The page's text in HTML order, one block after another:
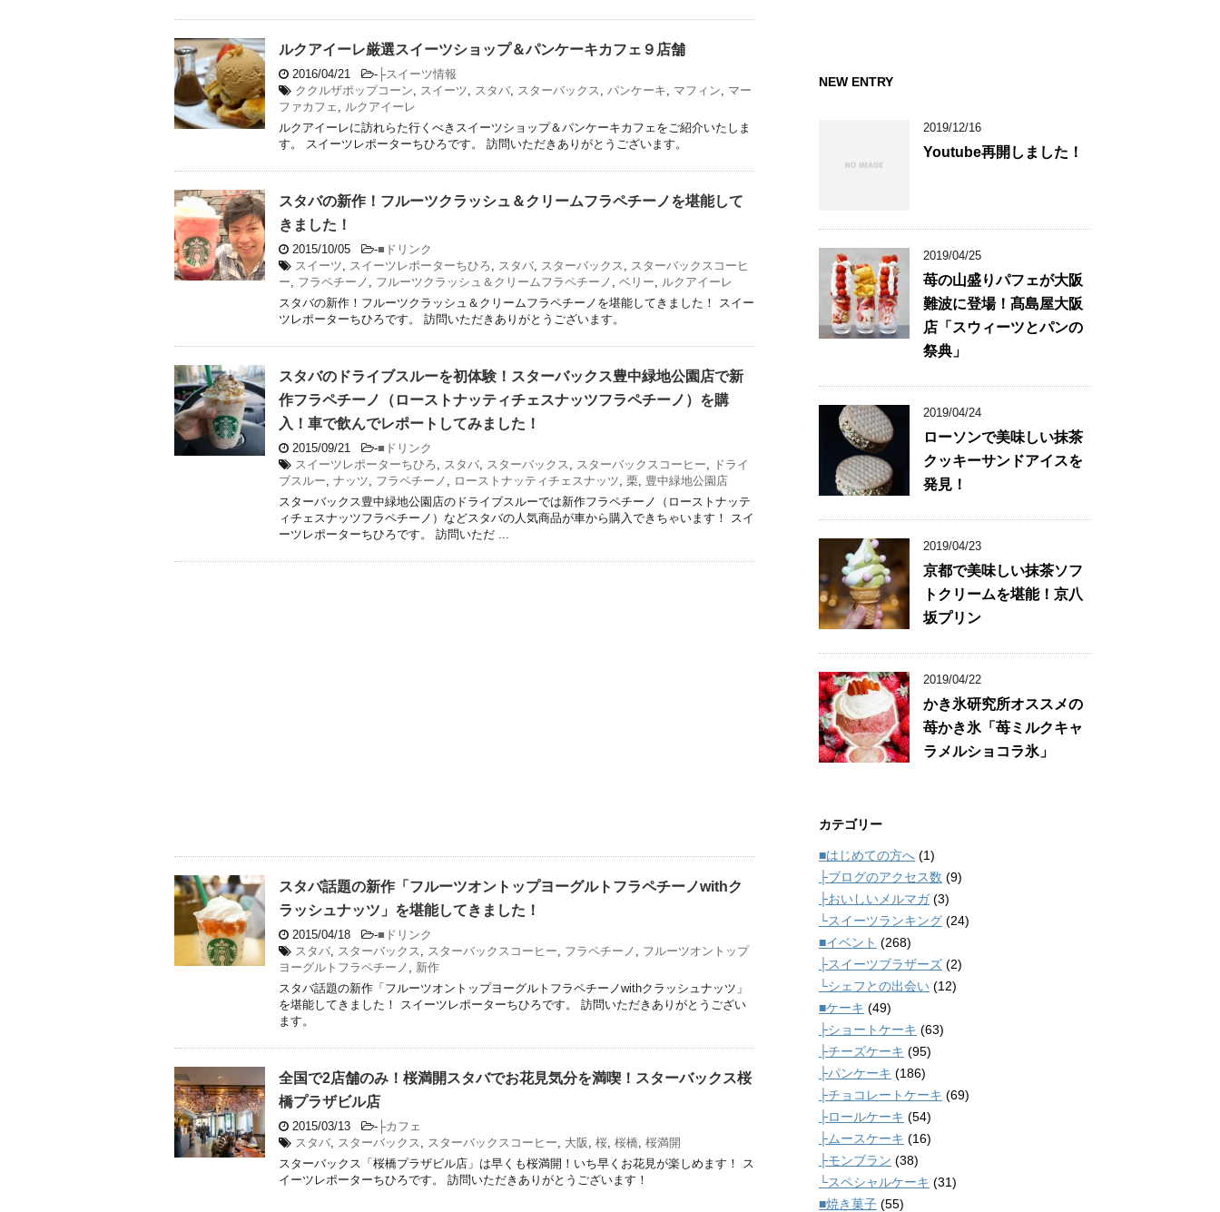
ルクアイーレ厳選スイーツショップ＆パンケーキカフェ９店舗
2016/04/21 - ├スイーツ情報
ククルザポップコーン
スイーツ スタバ スターバックス パンケーキ マフィン
マー
ファカフェ
ルクアイーレ
ルクアイーレに訪れらた行くべきスイーツショップ＆パンケーキカフェをご紹介いたしま
す。 スイーツレポーターちひろです。 訪問いただきありがとうございます。
スタバの新作！フルーツクラッシュ＆クリームフラペチーノを堪能して
きました！
2015/10/05 -■ドリンク
スイーツ
スイーツレポーターちひろ スタバ スターバックス
スターバックスコーヒ
ー
フラペチーノ フルーツクラッシュ＆クリームフラペチーノ ベリー
ルクアイーレ
スタバの新作！フルーツクラッシュ＆クリームフラペチーノを堪能してきました！ スイー
ツレポーターちひろです。 訪問いただきありがとうございます。
スタバのドライブスルーを初体験！スターバックス豊中緑地公園店で新
作フラペチーノ（ローストナッティチェスナッツフラペチーノ）を購
入！車で飲んでレポートしてみました！
2015/09/21 -■ドリンク
スイーツレポーターちひろ
スタバ スターバックス スターバックスコーヒー
ドライ
ブスルー ナッツ フラペチーノ ローストナッティチェスナッツ 栗
豊中緑地公園店
スターバックス豊中緑地公園店のドライブスルーでは新作フラペチーノ（ローストナッテ
ィチェスナッツフラペチーノ）などスタバの人気商品が車から購入できちゃいます！ スイ
ーツレポーターちひろです。 訪問いただ ...
スタバ話題の新作「フルーツオントップヨーグルトフラペチーノwithク
ラッシュナッツ」を堪能してきました！
2015/04/18 -■ドリンク
スタバ
スターバックス スターバックスコーヒー フラペチーノ
フルーツオントップ
ヨーグルトフラペチーノ
新作
スタバ話題の新作「フルーツオントップヨーグルトフラペチーノwithクラッシュナッツ」
を堪能してきました！ スイーツレポーターちひろです。 訪問いただきありがとうござい
ます。
全国で2店舗のみ！桜満開スタバでお花見気分を満喫！スターバックス桜
橋プラザビル店
2015/03/13 - ├カフェ
スタバ
スターバックス スターバックスコーヒー 大阪 桜 桜橋 桜満開
スターバックス「桜橋プラザビル店」は早くも桜満開！いち早くお花見が楽しめます！ ス
イーツレポーターちひろです。 訪問いただきありがとうございます！
NEW ENTRY
2019/12/16
Youtube再開しました！
2019/04/25
苺の山盛りパフェが大阪
難波に登場！髙島屋大阪
店「スウィーツとパンの
祭典」
2019/04/24
ローソンで美味しい抹茶
クッキーサンドアイスを
発見！
2019/04/23
京都で美味しい抹茶ソフ
トクリームを堪能！京八
坂プリン
2019/04/22
かき氷研究所オススメの
苺かき氷「苺ミルクキャ
ラメルショコラ氷」
カテゴリー
■はじめての方へ (1)
├ブログのアクセス数 (9)
├おいしいメルマガ(3)
└スイーツランキング (24)
■イベント (268)
├スイーツブラザーズ (2)
└シェフとの出会い (12)
■ケーキ (49)
├ショートケーキ (63)
├チーズケーキ (95)
├パンケーキ (186)
├チョコレートケーキ (69)
├ロールケーキ (54)
├ムースケーキ (16)
├モンブラン (38)
└スペシャルケーキ (31)
■焼き菓子 (55)